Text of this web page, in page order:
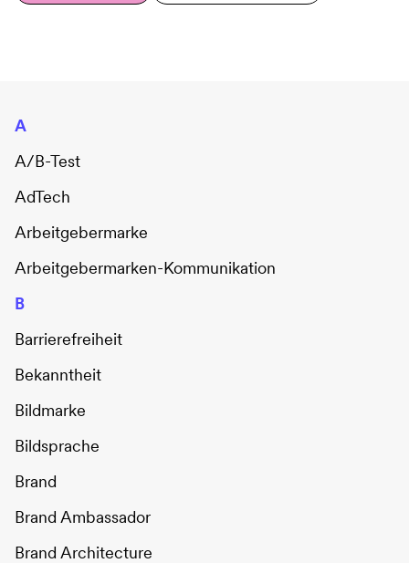
A
A/B-Test
AdTech
Arbeitgebermarke
Arbeitgebermarken-Kommunikation
B
Barrierefreiheit
Bekanntheit
Bildmarke
Bildsprache
Brand
Brand Ambassador
Brand Architecture